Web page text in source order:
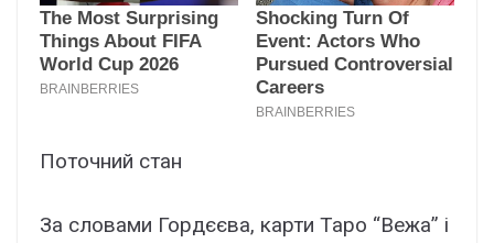
Поточний стан
За словами Гордєєва, карти Таро “Вежа” і